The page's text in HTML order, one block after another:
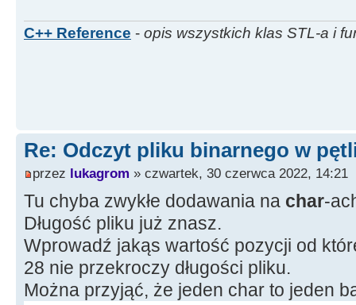
Edit24->Text=
}
elseEdit24->Text
Pliku!"
return ;
}
C++ Reference - opis wszystkich klas STL-a i
Re: Odczyt pliku binarnego w
przez lukagrom » czwartek, 30 czerwca 2022, 14:21
Tu chyba zwykłe dodawania na char-
Długość pliku już znasz.
Wprowadź jakąs wartość pozycji od
28 nie przekroczy długości pliku.
Można przyjąć, że jeden char to jeden